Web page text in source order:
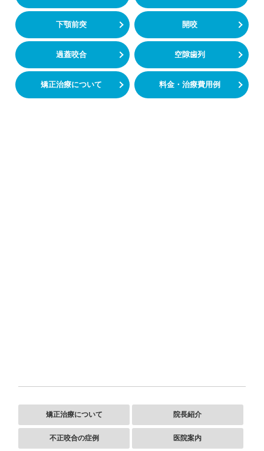
下顎前突 開咬
過蓋咬合 空隙歯列
矯正治療について 料金・治療費用例
矯正治療について
不正咬合の症例
院長紹介
医院案内